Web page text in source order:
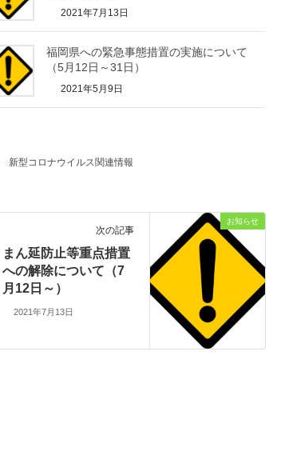
2021年7月13日
福岡県への緊急事態措置の実施について
（5月12日～31日）
2021年5月9日
新型コロナウイルス関連情報
お知らせ
次の記事
まん延防止等重点措置
への解除について（7
月12日～）
2021年7月13日